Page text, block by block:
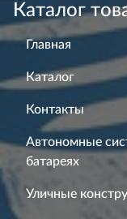
Каталог
Главная
Каталог
Контакты
Автономные
батареях
Уличные